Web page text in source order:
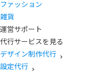
ファッション
雑貨
運営サポート
代行サービスを見る
デザイン制作代行
設定代行